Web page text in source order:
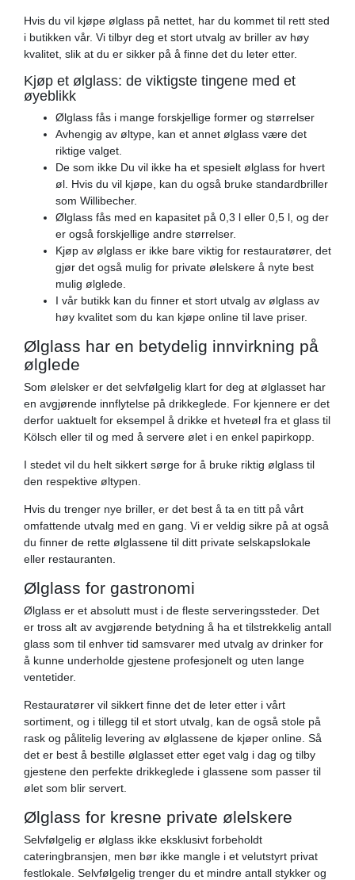
Hvis du vil kjøpe ølglass på nettet, har du kommet til rett sted
i butikken vår. Vi tilbyr deg et stort utvalg av briller av høy
kvalitet, slik at du er sikker på å finne det du leter etter.
Kjøp et ølglass: de viktigste tingene med et
øyeblikk
Ølglass fås i mange forskjellige former og størrelser
Avhengig av øltype, kan et annet ølglass være det
riktige valget.
De som ikke Du vil ikke ha et spesielt ølglass for hvert
øl. Hvis du vil kjøpe, kan du også bruke standardbriller
som Willibecher.
Ølglass fås med en kapasitet på 0,3 l eller 0,5 l, og der
er også forskjellige andre størrelser.
Kjøp av ølglass er ikke bare viktig for restauratører, det
gjør det også mulig for private ølelskere å nyte best
mulig ølglede.
I vår butikk kan du finner et stort utvalg av ølglass av
høy kvalitet som du kan kjøpe online til lave priser.
Ølglass har en betydelig innvirkning på
ølglede
Som ølelsker er det selvfølgelig klart for deg at ølglasset har
en avgjørende innflytelse på drikkeglede. For kjennere er det
derfor uaktuelt for eksempel å drikke et hveteøl fra et glass til
Kölsch eller til og med å servere ølet i en enkel papirkopp.
I stedet vil du helt sikkert sørge for å bruke riktig ølglass til
den respektive øltypen.
Hvis du trenger nye briller, er det best å ta en titt på vårt
omfattende utvalg med en gang. Vi er veldig sikre på at også
du finner de rette ølglassene til ditt private selskapslokale
eller restauranten.
Ølglass for gastronomi
Ølglass er et absolutt must i de fleste serveringssteder. Det
er tross alt av avgjørende betydning å ha et tilstrekkelig antall
glass som til enhver tid samsvarer med utvalg av drinker for
å kunne underholde gjestene profesjonelt og uten lange
ventetider.
Restauratører vil sikkert finne det de leter etter i vårt
sortiment, og i tillegg til et stort utvalg, kan de også stole på
rask og pålitelig levering av ølglassene de kjøper online. Så
det er best å bestille ølglasset etter eget valg i dag og tilby
gjestene den perfekte drikkeglede i glassene som passer til
ølet som blir servert.
Ølglass for kresne private ølelskere
Selvfølgelig er ølglass ikke eksklusivt forbeholdt
cateringbransjen, men bør ikke mangle i et velutstyrt privat
festlokale. Selvfølgelig trenger du et mindre antall stykker og